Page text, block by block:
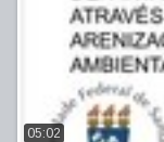
05:02